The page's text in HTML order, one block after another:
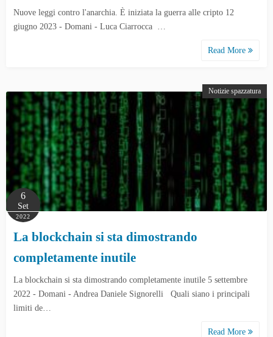
Nuove leggi contro l'anarchia. È iniziata la guerra alle cripto 12
giugno 2023 - Domani - Luca Ciarrocca …
Read More
Notizie spazzatura
6
Set
2022
La blockchain si sta dimostrando
completamente inutile
La blockchain si sta dimostrando completamente inutile 5 settembre
2022 - Domani - Andrea Daniele Signorelli Quali siano i principali
limiti de…
Read More